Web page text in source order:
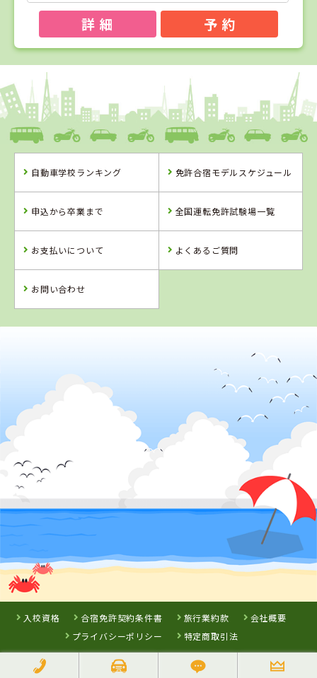
詳 細 予 約
1
岡山県
新倉敷自動車学校
詳 細 予 約
詳 細 予 約
3位
かんおんじ自動車学校
校
詳 細
詳 細
車学校
詳 細
4位
徳島県
詳 細
予 約
自動車学校ランキング 免許合宿モデルスケジュール
申込から卒業まで 全国運転免許試験場一覧
お支払いについて よくあるご質問
お問い合わせ
入校資格 合宿免許契約条件書 旅行業約款
会社概要
プライバシーポリシー
特定商取引法